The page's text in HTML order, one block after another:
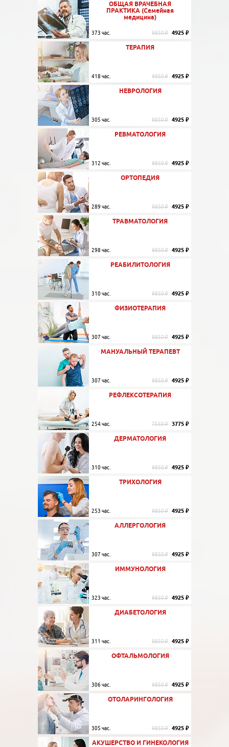
ОБЩАЯ ВРАЧЕБНАЯ
ПРАКТИКА (Семейная
медицина)
373 час. 9850 ₽ 4925 ₽
ТЕРАПИЯ
418 час. 9850 ₽ 4925 ₽
НЕВРОЛОГИЯ
305 час. 9850 ₽ 4925 ₽
РЕВМАТОЛОГИЯ
312 час. 9850 ₽ 4925 ₽
ОРТОПЕДИЯ
289 час. 9850 ₽ 4925 ₽
ТРАВМАТОЛОГИЯ
298 час. 9850 ₽ 4925 ₽
РЕАБИЛИТОЛОГИЯ
310 час. 9850 ₽ 4925 ₽
ФИЗИОТЕРАПИЯ
307 час. 9850 ₽ 4925 ₽
МАНУАЛЬНЫЙ ТЕРАПЕВТ
307 час. 9850 ₽ 4925 ₽
РЕФЛЕКСОТЕРАПИЯ
254 час. 7550 ₽ 3775 ₽
ДЕРМАТОЛОГИЯ
310 час. 9850 ₽ 4925 ₽
ТРИХОЛОГИЯ
253 час. 9850 ₽ 4925 ₽
АЛЛЕРГОЛОГИЯ
307 час. 9850 ₽ 4925 ₽
ИММУНОЛОГИЯ
323 час. 9850 ₽ 4925 ₽
ДИАБЕТОЛОГИЯ
311 час. 9850 ₽ 4925 ₽
ОФТАЛЬМОЛОГИЯ
306 час. 9850 ₽ 4925 ₽
ОТОЛАРИНГОЛОГИЯ
305 час. 9850 ₽ 4925 ₽
АКУШЕРСТВО И ГИНЕКОЛОГИЯ